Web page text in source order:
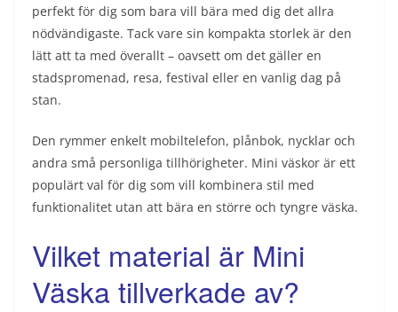
perfekt för dig som bara vill bära med dig det allra
nödvändigaste. Tack vare sin kompakta storlek är den
lätt att ta med överallt – oavsett om det gäller en
stadspromenad, resa, festival eller en vanlig dag på
stan.
Den rymmer enkelt mobiltelefon, plånbok, nycklar och
andra små personliga tillhörigheter. Mini väskor är ett
populärt val för dig som vill kombinera stil med
funktionalitet utan att bära en större och tyngre väska.
Vilket material är Mini
Väska tillverkade av?